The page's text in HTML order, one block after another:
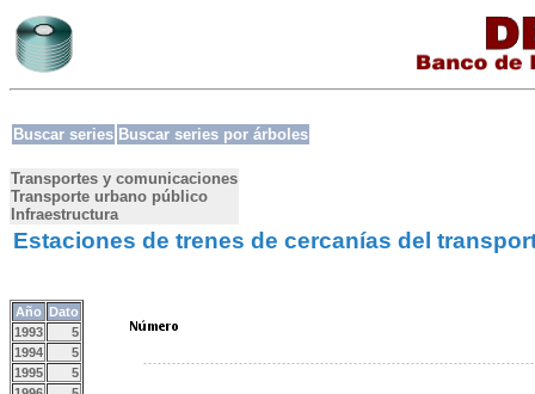
Buscar series Buscar series por árboles
Transportes y comunicaciones
Transporte urbano público
Infraestructura
Estaciones de trenes de cercanías del
Año Dato
1993
5
1994
5
1995
5